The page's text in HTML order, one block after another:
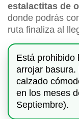
estalactitas de
donde podrás
ruta finaliza al
Está prohibido
arrojar basura.
calzado
en los meses
Septiembre).